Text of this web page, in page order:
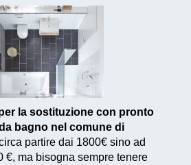
la sostituzione con pronto
bagno nel comune di
partire dai 1800€ sino ad
€, ma bisogna sempre tenere